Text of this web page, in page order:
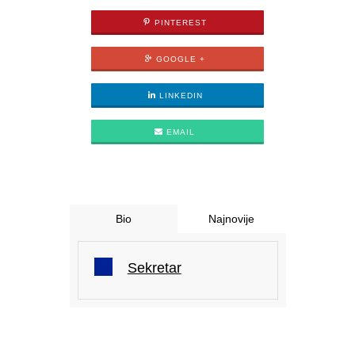
PINTEREST
GOOGLE +
LINKEDIN
EMAIL
Bio Najnovije
Sekretar